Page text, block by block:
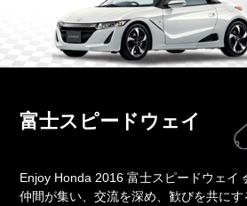
富士スピードウェイ
Enjoy Honda 2016 富士スピードウェイ
仲間が集い、交流を深め、歓びを共にす